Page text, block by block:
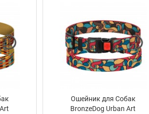
Ошейник для Собак
BronzeDog Urban Art